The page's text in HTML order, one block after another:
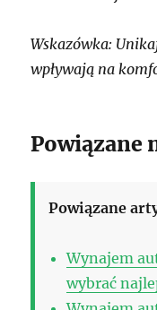
Wskazówka:
wpływają na
Powiązane
Powiązane
Wynajem
wybrać